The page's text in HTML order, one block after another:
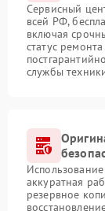
Сервисный
всей РФ,
включая
статус
службы
аккуратная
резервное